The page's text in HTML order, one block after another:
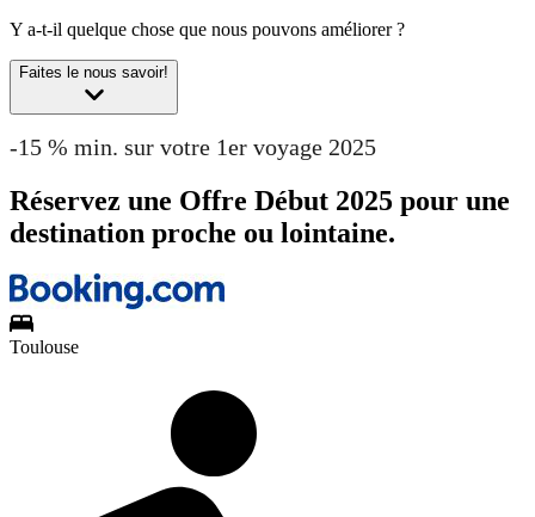
Y a-t-il quelque chose que nous pouvons améliorer ?
Faites le nous savoir!
-15 % min. sur votre 1er voyage 2025
Réservez une Offre Début 2025 pour une
destination proche ou lointaine.
Toulouse